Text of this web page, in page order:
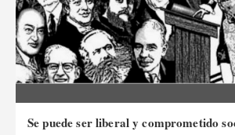
Se puede ser liberal y comprometido